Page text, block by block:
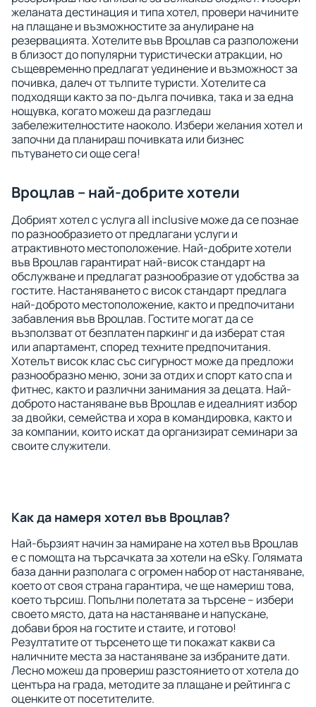
желаната дестинация и типа хотел, провери начините
на плащане и възможностите за анулиране на
резервацията. Хотелите във Вроцлав са разположени
в близост до популярни туристически атракции, но
същевременно предлагат уединение и възможност за
почивка, далеч от тълпите туристи. Хотелите са
подходящи както за по-дълга почивка, така и за една
нощувка, когато можеш да разгледаш
забележителностите наоколо. Избери желания хотел и
започни да планираш почивката или бизнес
пътуването си още сега!
Вроцлав – най-добрите хотели
Добрият хотел с услуга all inclusive може да се познае
по разнообразието от предлагани услуги и
атрактивното местоположение. Най-добрите хотели
във Вроцлав гарантират най-висок стандарт на
обслужване и предлагат разнообразие от удобства за
гостите. Настаняването с висок стандарт предлага
най-доброто местоположение, както и предпочитани
забавления във Вроцлав. Гостите могат да се
възползват от безплатен паркинг и да изберат стая
или апартамент, според техните предпочитания.
Хотелът висок клас със сигурност може да предложи
разнообразно меню, зони за отдих и спорт като спа и
фитнес, както и различни занимания за децата. Най-
доброто настаняване във Вроцлав е идеалният избор
за двойки, семейства и хора в командировка, както и
за компании, които искат да организират семинари за
своите служители.
Как да намеря хотел във Вроцлав?
Най-бързият начин за намиране на хотел във Вроцлав
е с помощта на търсачката за хотели на eSky. Голямата
база данни разполага с огромен набор от настаняване,
което от своя страна гарантира, че ще намериш това,
което търсиш. Попълни полетата за търсене – избери
своето място, дата на настаняване и напускане,
добави броя на гостите и стаите, и готово!
Резултатите от търсенето ще ти покажат какви са
наличните места за настаняване за избраните дати.
Лесно можеш да провериш разстоянието от хотела до
центъра на града, методите за плащане и рейтинга с
оценките от посетителите.